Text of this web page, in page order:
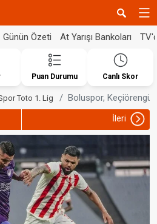
Günün Özeti At Yarışı Bankoları
Puan Durumu Canlı Skor
Toto 1. Lig Boluspor,
İleri